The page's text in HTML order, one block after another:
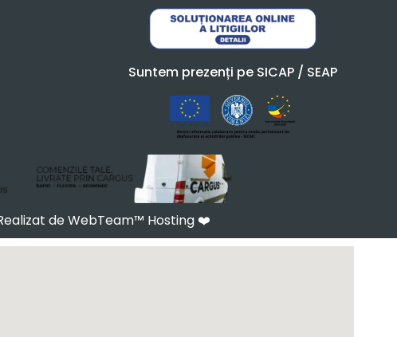
Suntem prezenți pe SICAP / SEAP
de WebTeam™ Hosting ❤️